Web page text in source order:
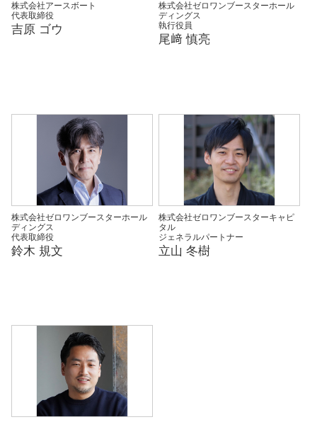
株式会社アースボート
代表取締役
吉原 ゴウ
株式会社ゼロワンブースターホール
ディングス
執行役員
尾﨑 慎亮
株式会社ゼロワンブースターホール
ディングス
代表取締役
鈴木 規文
株式会社ゼロワンブースターキャピ
タル
ジェネラルパートナー
立山 冬樹